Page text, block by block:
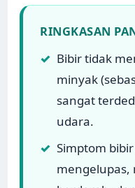
RINGKASAN
✓ Bibir tidak
minyak
sangat
udara.
✓ Simptom
mengelupas,